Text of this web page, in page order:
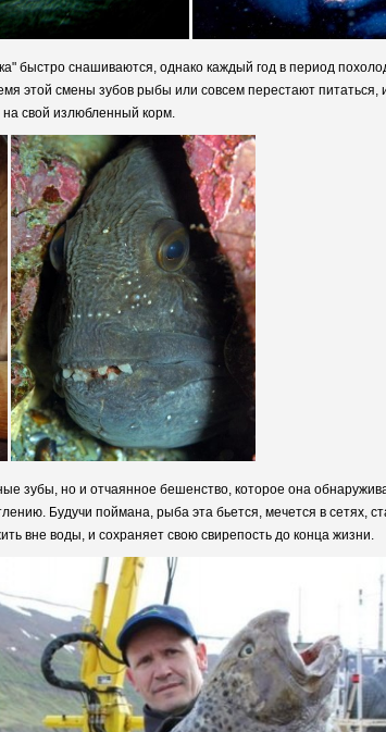
быстро снашиваются, однако каждый год в период
этой смены зубов рыбы или совсем перестают
на свой излюбленный корм.
зубы, но и отчаянное бешенство, которое она
Будучи поймана, рыба эта бьется, мечется в сетях,
вне воды, и сохраняет свою свирепость до конца жизни.